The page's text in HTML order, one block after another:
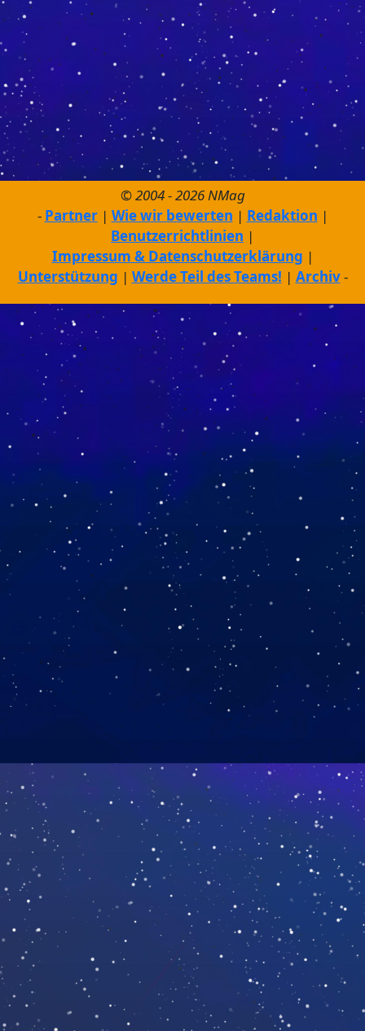
© 2004 - 2026 NMag
Partner
Wie wir bewerten
Redaktion
Benutzerrichtlinien
Impressum & Datenschutzerklärung
Unterstützung
Werde Teil des Teams! Archiv